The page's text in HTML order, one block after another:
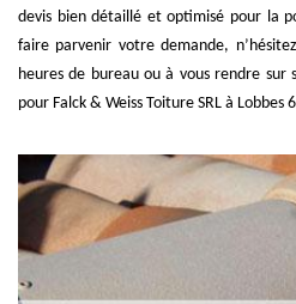
devis bien détaillé et optimisé pour la
faire parvenir votre demande,
heures de bureau ou à vous rendre
pour Falck & Weiss Toiture SRL à Lobbes